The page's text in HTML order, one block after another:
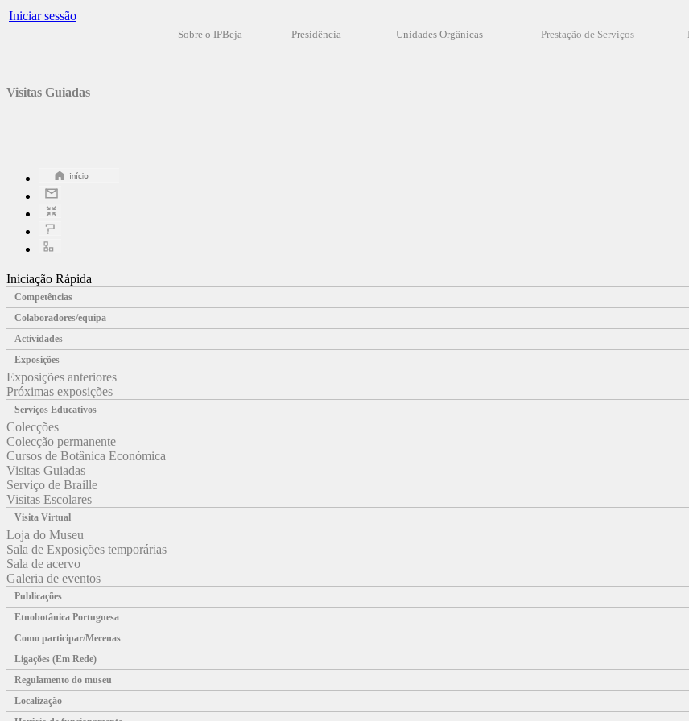
Iniciar sessão
Sobre o IPBeja Presidência Unidades Orgânicas Prestação de Serviços
Visitas Guiadas
Iniciação Rápida
Competências
Colaboradores/equipa
Actividades
Exposições
Exposições anteriores
Próximas exposições
Serviços Educativos
Colecções
Colecção permanente
Cursos de Botânica Económica
Visitas Guiadas
Serviço de Braille
Visitas Escolares
Visita Virtual
Loja do Museu
Sala de Exposições temporárias
Sala de acervo
Galeria de eventos
Publicações
Etnobotânica Portuguesa
Como participar/Mecenas
Ligações (Em Rede)
Regulamento do museu
Localização